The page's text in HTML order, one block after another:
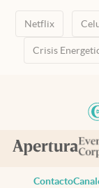
Netflix
Crisis
Contacto